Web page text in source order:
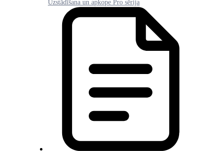
Uzstādīšana un apkope Pro sērija